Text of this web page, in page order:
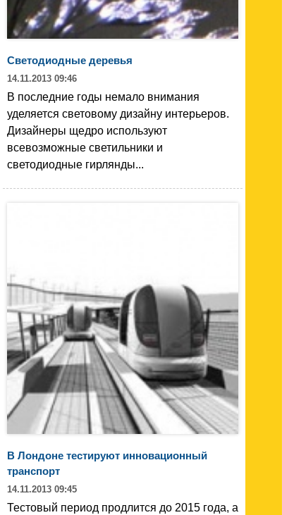
Светодиодные деревья
14.11.2013 09:46
В последние годы немало внимания
уделяется световому дизайну интерьеров.
Дизайнеры щедро используют
всевозможные светильники и
светодиодные гирлянды...
В Лондоне тестируют инновационный
транспорт
14.11.2013 09:45
Тестовый период продлится до 2015 года, а